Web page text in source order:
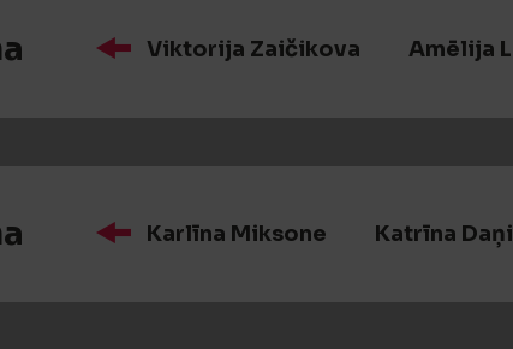
Viktorija Zaičikova Amēlija
Karlīna Miksone Katrīna